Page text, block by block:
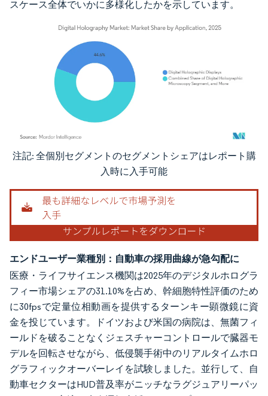
スケース全体でいかに多様化したかを示しています。
画像 © Mordor Intelligence。再利用にはCC BY 4.0の表示が必要です。
注記: 全個別セグメントのセグメントシェアはレポート購
入時に入手可能
エンドユーザー業種別：自動車の採用曲線が急勾配に
医療・ライフサイエンス機関は2025年のデジタルホログラ
フィー市場シェアの31.10%を占め、幹細胞特性評価のため
に30fpsで定量位相動画を提供するターンキー顕微鏡に資
金を投じています。ドイツおよび米国の病院は、無菌フィ
ールドを破ることなくジェスチャーコントロールで臓器モ
デルを回転させながら、低侵襲手術中のリアルタイムホロ
グラフィックオーバーレイを試験しました。並行して、自
動車セクターはHUD普及率がニッチなラグジュアリーパッ